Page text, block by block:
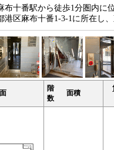
布十番駅から徒歩1分圏内に
港区麻布十番1-3-1に所在し
階
数
面積